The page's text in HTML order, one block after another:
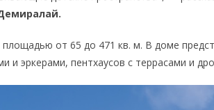
от 65 до 471 кв. м. В доме
и эркерами, пентхаусов с террасами и